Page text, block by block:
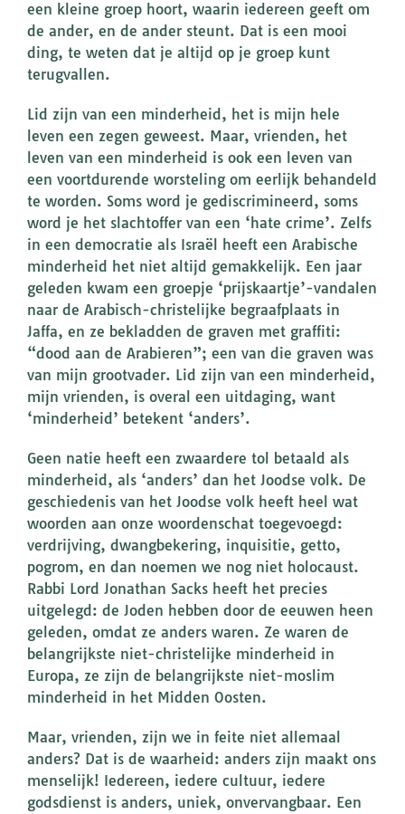
een kleine groep hoort, waarin iedereen geeft om
de ander, en de ander steunt. Dat is een mooi
ding, te weten dat je altijd op je groep kunt
terugvallen.
Lid zijn van een minderheid, het is mijn hele
leven een zegen geweest. Maar, vrienden, het
leven van een minderheid is ook een leven van
een voortdurende worsteling om eerlijk behandeld
te worden. Soms word je gediscrimineerd, soms
word je het slachtoffer van een ‘hate crime’. Zelfs
in een democratie als Israël heeft een Arabische
minderheid het niet altijd gemakkelijk. Een jaar
geleden kwam een groepje ‘prijskaartje’-vandalen
naar de Arabisch-christelijke begraafplaats in
Jaffa, en ze bekladden de graven met graffiti:
“dood aan de Arabieren”; een van die graven was
van mijn grootvader. Lid zijn van een minderheid,
mijn vrienden, is overal een uitdaging, want
‘minderheid’ betekent ‘anders’.
Geen natie heeft een zwaardere tol betaald als
minderheid, als ‘anders’ dan het Joodse volk. De
geschiedenis van het Joodse volk heeft heel wat
woorden aan onze woordenschat toegevoegd:
verdrijving, dwangbekering, inquisitie, getto,
pogrom, en dan noemen we nog niet holocaust.
Rabbi Lord Jonathan Sacks heeft het precies
uitgelegd: de Joden hebben door de eeuwen heen
geleden, omdat ze anders waren. Ze waren de
belangrijkste niet-christelijke minderheid in
Europa, ze zijn de belangrijkste niet-moslim
minderheid in het Midden Oosten.
Maar, vrienden, zijn we in feite niet allemaal
anders? Dat is de waarheid: anders zijn maakt ons
menselijk! Iedereen, iedere cultuur, iedere
godsdienst is anders, uniek, onvervangbaar. Een